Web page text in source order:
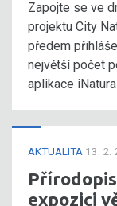
Zapojte se ve
projektu City
předem
největší počet
aplikace
AKTUALITA 13. 2.
expozici